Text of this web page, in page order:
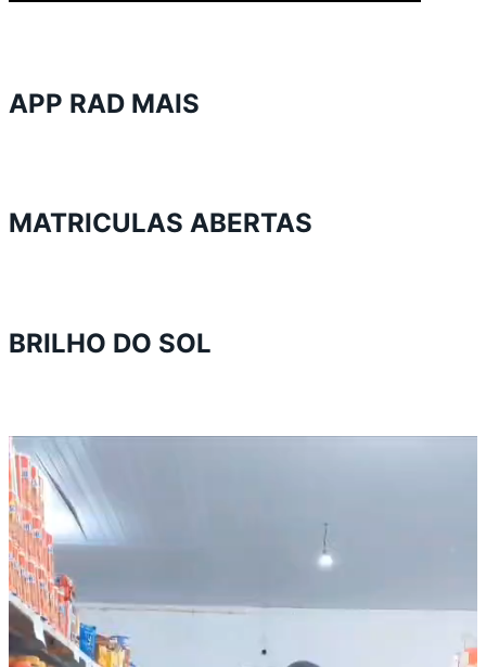
APP RAD MAIS
MATRICULAS ABERTAS
BRILHO DO SOL